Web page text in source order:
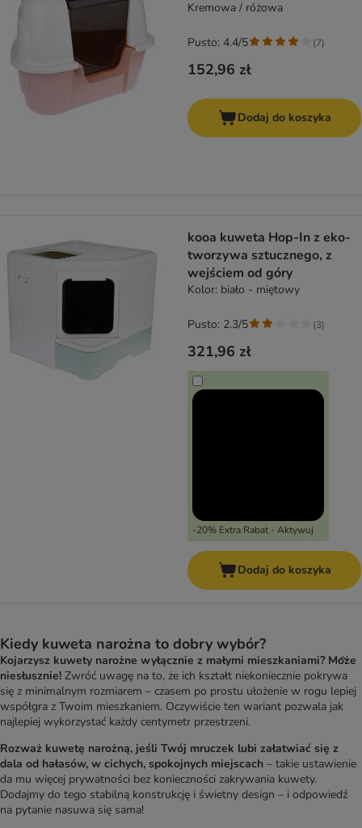
Kremowa / różowa
152,96 zł
Pusto: 4.4/5 (7)
Dodaj do koszyka
kooa kuweta Hop-In z eko-
tworzywa sztucznego, z
wejściem od góry
Kolor: biało - miętowy
321,96 zł
-20% Extra Rabat - Aktywuj
Pusto: 2.3/5 (3)
Dodaj do koszyka
Kiedy kuweta narożna to dobry wybór?
Kojarzysz kuwety narożne wyłącznie z małymi mieszkaniami? Może
niesłusznie! Zwróć uwagę na to, że ich kształt niekoniecznie pokrywa
się z minimalnym rozmiarem – czasem po prostu ułożenie w rogu lepiej
współgra z Twoim mieszkaniem. Oczywiście ten wariant pozwala jak
najlepiej wykorzystać każdy centymetr przestrzeni.
Rozważ kuwetę narożną, jeśli Twój mruczek lubi załatwiać się z
dala od hałasów, w cichych, spokojnych miejscach – takie ustawienie
da mu więcej prywatności bez konieczności zakrywania kuwety.
Dodajmy do tego stabilną konstrukcję i świetny design – i odpowiedź
na pytanie nasuwa się sama!